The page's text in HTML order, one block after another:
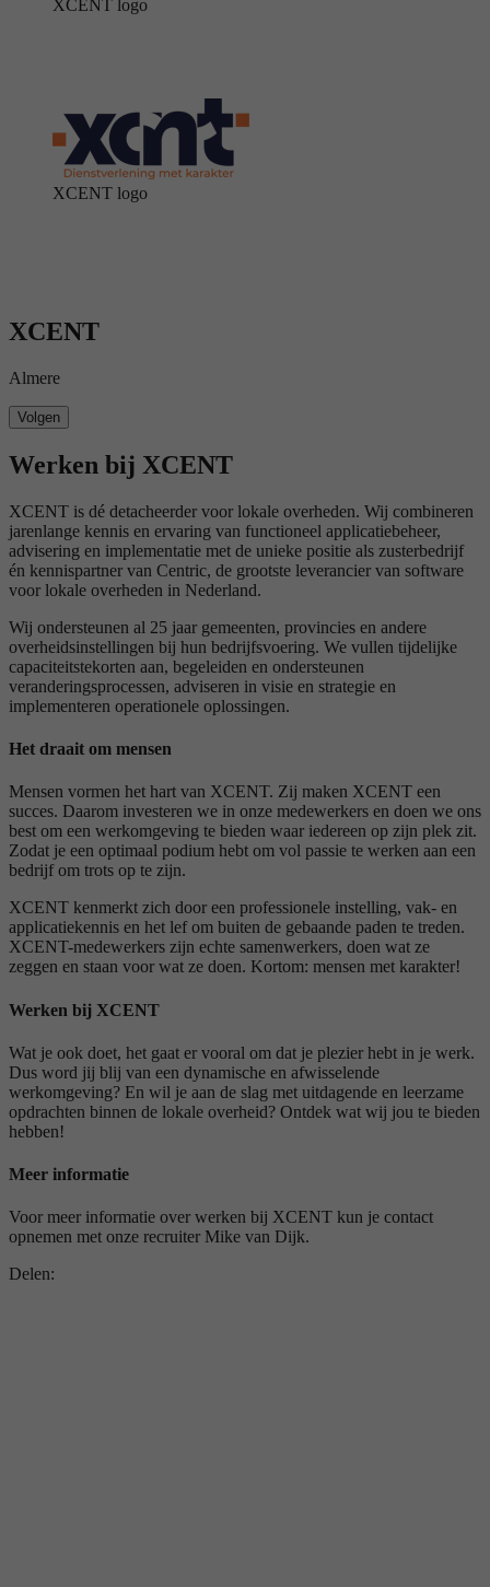
XCENT logo
XCENT logo
XCENT
Almere
Volgen
Werken bij XCENT
XCENT is dé detacheerder voor lokale overheden. Wij combineren
jarenlange kennis en ervaring van functioneel applicatiebeheer,
advisering en implementatie met de unieke positie als zusterbedrijf
én kennispartner van Centric, de grootste leverancier van software
voor lokale overheden in Nederland.
Wij ondersteunen al 25 jaar gemeenten, provincies en andere
overheidsinstellingen bij hun bedrijfsvoering. We vullen tijdelijke
capaciteitstekorten aan, begeleiden en ondersteunen
veranderingsprocessen, adviseren in visie en strategie en
implementeren operationele oplossingen.
Het draait om mensen
Mensen vormen het hart van XCENT. Zij maken XCENT een
succes. Daarom investeren we in onze medewerkers en doen we ons
best om een werkomgeving te bieden waar iedereen op zijn plek zit.
Zodat je een optimaal podium hebt om vol passie te werken aan een
bedrijf om trots op te zijn.
XCENT kenmerkt zich door een professionele instelling, vak- en
applicatiekennis en het lef om buiten de gebaande paden te treden.
XCENT-medewerkers zijn echte samenwerkers, doen wat ze
zeggen en staan voor wat ze doen. Kortom: mensen met karakter!
Werken bij XCENT
Wat je ook doet, het gaat er vooral om dat je plezier hebt in je werk.
Dus word jij blij van een dynamische en afwisselende
werkomgeving? En wil je aan de slag met uitdagende en leerzame
opdrachten binnen de lokale overheid? Ontdek wat wij jou te bieden
hebben!
Meer informatie
Voor meer informatie over werken bij XCENT kun je contact
opnemen met onze recruiter Mike van Dijk.
Delen: